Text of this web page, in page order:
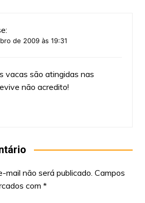
de 2009 às 19:31
vacas são atingidas nas
não acredito!
mail não será publicado. Campos
com *